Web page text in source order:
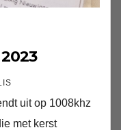
uit op 1008khz
met kerst